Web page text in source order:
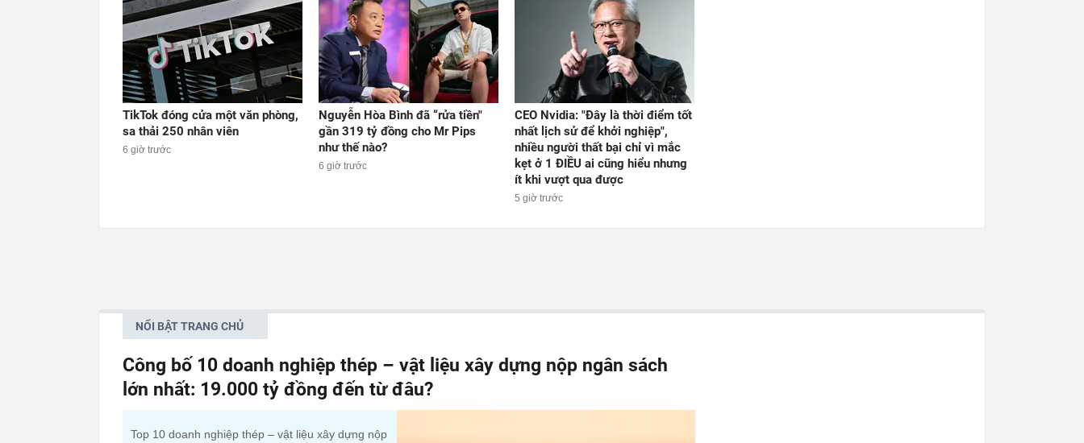
TikTok đóng cửa một văn phòng,
sa thải 250 nhân viên
6 giờ trước
Nguyễn Hòa Bình đã “rửa tiền"
gần 319 tỷ đồng cho Mr Pips
như thế nào?
6 giờ trước
CEO Nvidia: "Đây là thời điểm tốt
nhất lịch sử để khởi nghiệp",
nhiều người thất bại chỉ vì mắc
kẹt ở 1 ĐIỀU ai cũng hiểu nhưng
ít khi vượt qua được
5 giờ trước
NỔI BẬT TRANG CHỦ
Công bố 10 doanh nghiệp thép – vật liệu xây dựng nộp ngân sách
lớn nhất: 19.000 tỷ đồng đến từ đâu?
Top 10 doanh nghiệp thép – vật liệu xây dựng nộp